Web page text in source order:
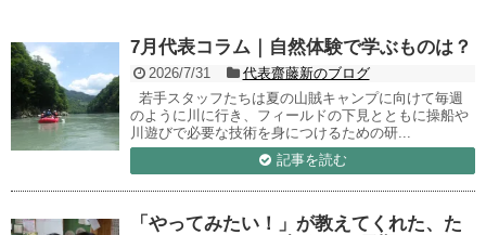
7月代表コラム｜自然体験で学ぶものは？
2026/7/31
代表齋藤新のブログ
若手スタッフたちは夏の山賊キャンプに向けて毎週
のように川に行き、フィールドの下見とともに操船や
川遊びで必要な技術を身につけるための研...
記事を読む
「やってみたい！」が教えてくれた、た